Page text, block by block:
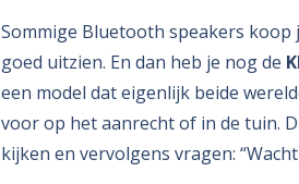
Sommige Bluetooth speakers koop
goed uitzien. En dan heb je nog de
een model dat eigenlijk beide
voor op het aanrecht of in de tuin.
kijken en vervolgens vragen: